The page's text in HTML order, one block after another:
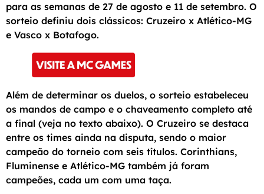
para as semanas de 27 de agosto e 11 de setembro. O
sorteio definiu dois clássicos: Cruzeiro x Atlético-MG
e Vasco x Botafogo.
Além de determinar os duelos, o sorteio estabeleceu
os mandos de campo e o chaveamento completo até
a final (veja no texto abaixo). O Cruzeiro se destaca
entre os times ainda na disputa, sendo o maior
campeão do torneio com seis títulos. Corinthians,
Fluminense e Atlético-MG também já foram
campeões, cada um com uma taça.